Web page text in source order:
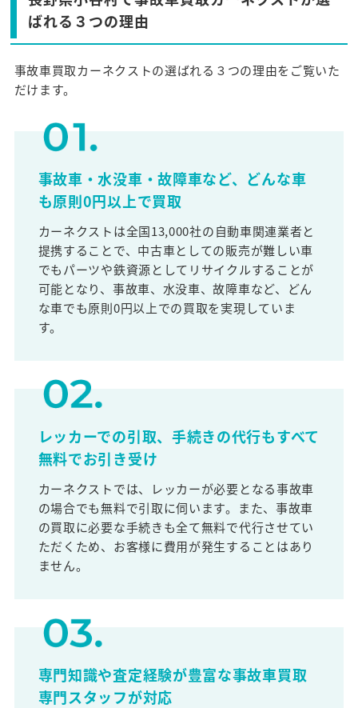
ばれる３つの理由
事故車買取カーネクストの選ばれる３つの理由をご覧いた
だけます。
事故車・水没車・故障車など、どんな車
も原則0円以上で買取
カーネクストは全国13,000社の自動車関連業者と
提携することで、中古車としての販売が難しい車
でもパーツや鉄資源としてリサイクルすることが
可能となり、事故車、水没車、故障車など、どん
な車でも原則0円以上での買取を実現していま
す。
レッカーでの引取、手続きの代行もすべて
無料でお引き受け
カーネクストでは、レッカーが必要となる事故車
の場合でも無料で引取に伺います。また、事故車
の買取に必要な手続きも全て無料で代行させてい
ただくため、お客様に費用が発生することはあり
ません。
専門知識や査定経験が豊富な事故車買取
専門スタッフが対応